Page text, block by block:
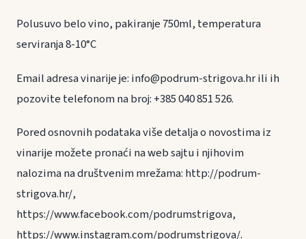
Polusuvo belo vino, pakiranje 750ml, temperatura
serviranja 8-10°C
Email adresa vinarije je: info@podrum-strigova.hr ili ih
pozovite telefonom na broj: +385 040 851 526.
Pored osnovnih podataka više detalja o novostima iz
vinarije možete pronaći na web sajtu i njihovim
nalozima na društvenim mrežama: http://podrum-
strigova.hr/,
https://www.facebook.com/podrumstrigova,
https://www.instagram.com/podrumstrigova/.